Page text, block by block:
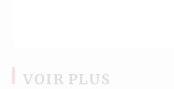
VOIR PLUS